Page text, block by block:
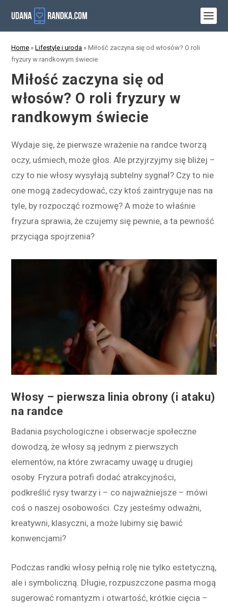
Home »Lifestyle i uroda »Miłość zaczyna się od włosów? O roli
fryzury w randkowym świecie
Miłość zaczyna się od
włosów? O roli fryzury w
randkowym świecie
Wydaje się, że pierwsze wrażenie na randce tworzą
oczy, uśmiech, może głos. Ale przyjrzyjmy się bliżej –
czy to nie włosy wysyłają subtelny sygnał? Czy to nie
one mogą zadecydować, czy ktoś zaintryguje nas na
tyle, by rozpocząć rozmowę? A może to właśnie
fryzura sprawia, że czujemy się pewnie, a ta pewność
przyciąga spojrzenia?
Włosy – pierwsza linia obrony (i ataku)
na randce
Badania psychologiczne i obserwacje społeczne
dowodzą, że włosy są jednym z pierwszych
elementów, na które zwracamy uwagę u drugiej
osoby. Fryzura potrafi dodać atrakcyjności,
podkreślić rysy twarzy i – co najważniejsze – mówi
coś o naszej osobowości. Czy jesteśmy odważni,
kreatywni, klasyczni, a może lubimy się bawić
konwencjami?
Podczas randki włosy pełnią rolę nie tylko estetyczną,
ale i symboliczną. Długie, rozpuszczone pasma mogą
sugerować romantyzm i otwartość, krótkie cięcia –